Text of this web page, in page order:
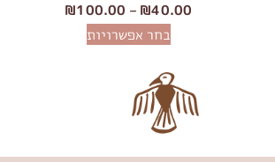
₪40.00
–
₪100.00
בחר אפשרויות